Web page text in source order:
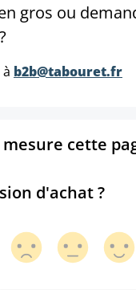
gros ou
b2b@tabouret.fr
cette
d'achat ?